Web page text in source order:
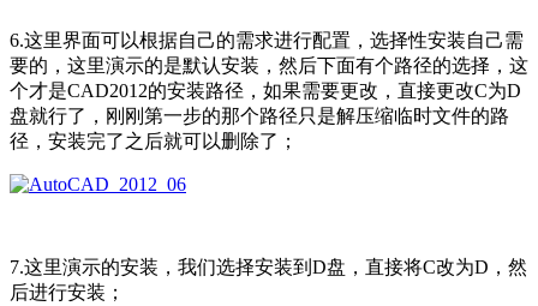
6.这里界面可以根据自己的需求进行配置，选择性安装自己需
要的，这里演示的是默认安装，然后下面有个路径的选择，这
个才是CAD2012的安装路径，如果需要更改，直接更改C为D
盘就行了，刚刚第一步的那个路径只是解压缩临时文件的路
径，安装完了之后就可以删除了；
7.这里演示的安装，我们选择安装到D盘，直接将C改为D，然
后进行安装；